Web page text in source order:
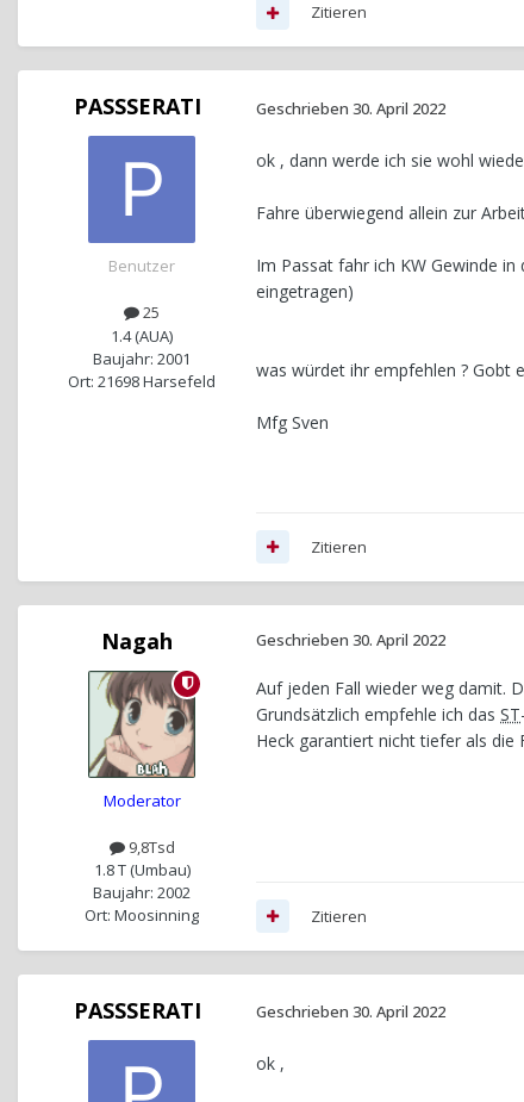
Zitieren
PASSSERATI
Benutzer
25
1.4 (AUA)
Baujahr: 2001
Ort: 21698 Harsefeld
Geschrieben 30. April 2022
ok , dann werde ich sie wohl
Fahre überwiegend allein zur
Im Passat fahr ich KW Gewinde
eingetragen)
was würdet ihr empfehlen ? Gobt
Mfg Sven
Zitieren
Nagah
Moderator
9,8Tsd
1.8 T (Umbau)
Baujahr: 2002
Ort: Moosinning
Geschrieben 30. April 2022
Auf jeden Fall wieder weg damit.
Grundsätzlich empfehle ich das ST
Heck garantiert nicht tiefer als
Zitieren
PASSSERATI Geschrieben 30. April 2022
ok ,